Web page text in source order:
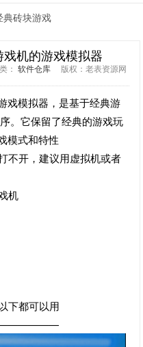
典砖块游戏
机的游戏模拟器
： 软件仓库 版权：老表资源网
戏模拟器，是基于经典游
。它保留了经典的游戏玩
模式和特性
不开，建议用虚拟机或者
机
下都可以用